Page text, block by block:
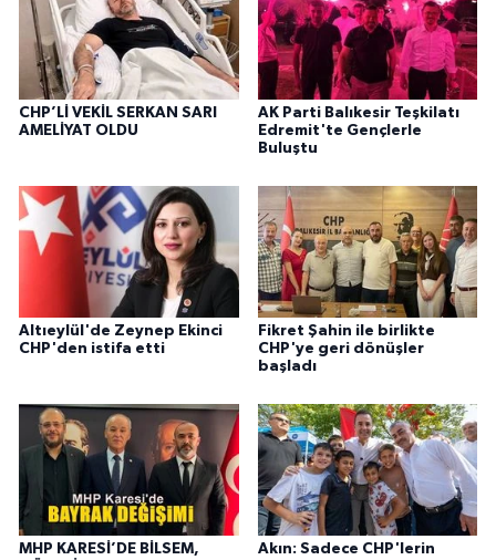
CHP’Lİ VEKİL SERKAN SARI
AMELİYAT OLDU
AK Parti Balıkesir Teşkilatı
Edremit'te Gençlerle
Buluştu
Altıeylül'de Zeynep Ekinci
CHP'den istifa etti
Fikret Şahin ile birlikte
CHP'ye geri dönüşler
başladı
MHP KARESİ’DE BİLSEM,
Akın: Sadece CHP'lerin